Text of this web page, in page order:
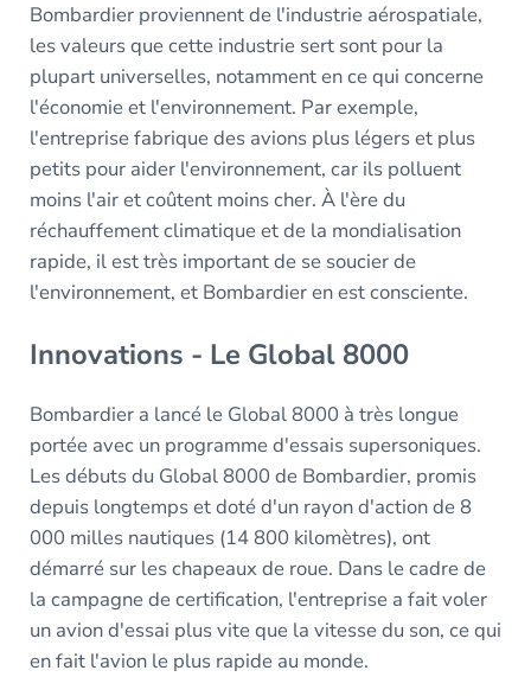
Bombardier proviennent de l'industrie aérospatiale,
les valeurs que cette industrie sert sont pour la
plupart universelles, notamment en ce qui concerne
l'économie et l'environnement. Par exemple,
l'entreprise fabrique des avions plus légers et plus
petits pour aider l'environnement, car ils polluent
moins l'air et coûtent moins cher. À l'ère du
réchauffement climatique et de la mondialisation
rapide, il est très important de se soucier de
l'environnement, et Bombardier en est consciente.
Innovations - Le Global 8000
Bombardier a lancé le Global 8000 à très longue
portée avec un programme d'essais supersoniques.
Les débuts du Global 8000 de Bombardier, promis
depuis longtemps et doté d'un rayon d'action de 8
000 milles nautiques (14 800 kilomètres), ont
démarré sur les chapeaux de roue. Dans le cadre de
la campagne de certification, l'entreprise a fait voler
un avion d'essai plus vite que la vitesse du son, ce qui
en fait l'avion le plus rapide au monde.